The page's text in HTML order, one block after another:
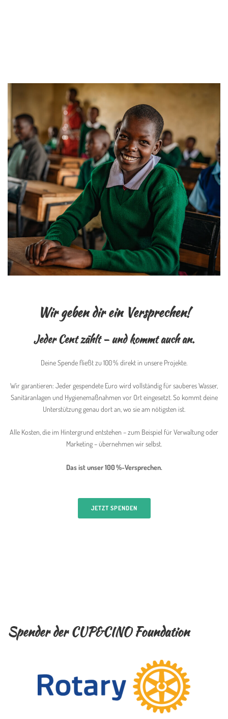
Wir geben dir ein Versprechen!
Jeder Cent zählt – und kommt auch an.
Deine Spende fließt zu 100 % direkt in unsere Projekte.
Wir garantieren: Jeder gespendete Euro wird vollständig für sauberes Wasser,
Sanitäranlagen und Hygienemaßnahmen vor Ort eingesetzt. So kommt deine
Unterstützung genau dort an, wo sie am nötigsten ist.
Alle Kosten, die im Hintergrund entstehen – zum Beispiel für Verwaltung oder
Marketing – übernehmen wir selbst.
Das ist unser 100 %-Versprechen.
JETZT SPENDEN
Spender der CUP&CINO Foundation